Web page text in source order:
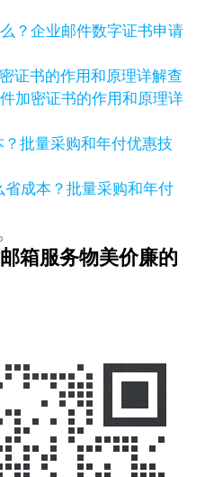
？企业邮件数字证书申请
查
加密证书的作用和原理详
成本？批量采购和年付
箱服务物美价廉的